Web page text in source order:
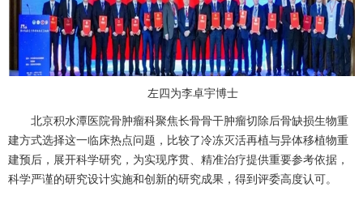
左四为李卓宇博士
北京积水潭医院骨肿瘤科聚焦长骨骨干肿瘤切除后骨缺损生物重
建方式选择这一临床热点问题，比较了冷冻灭活再植与异体移植物重
建预后，展开科学研究，为实现序贯、精准治疗提供重要参考依据，
科学严谨的研究设计实施和创新的研究成果，得到评委高度认可。